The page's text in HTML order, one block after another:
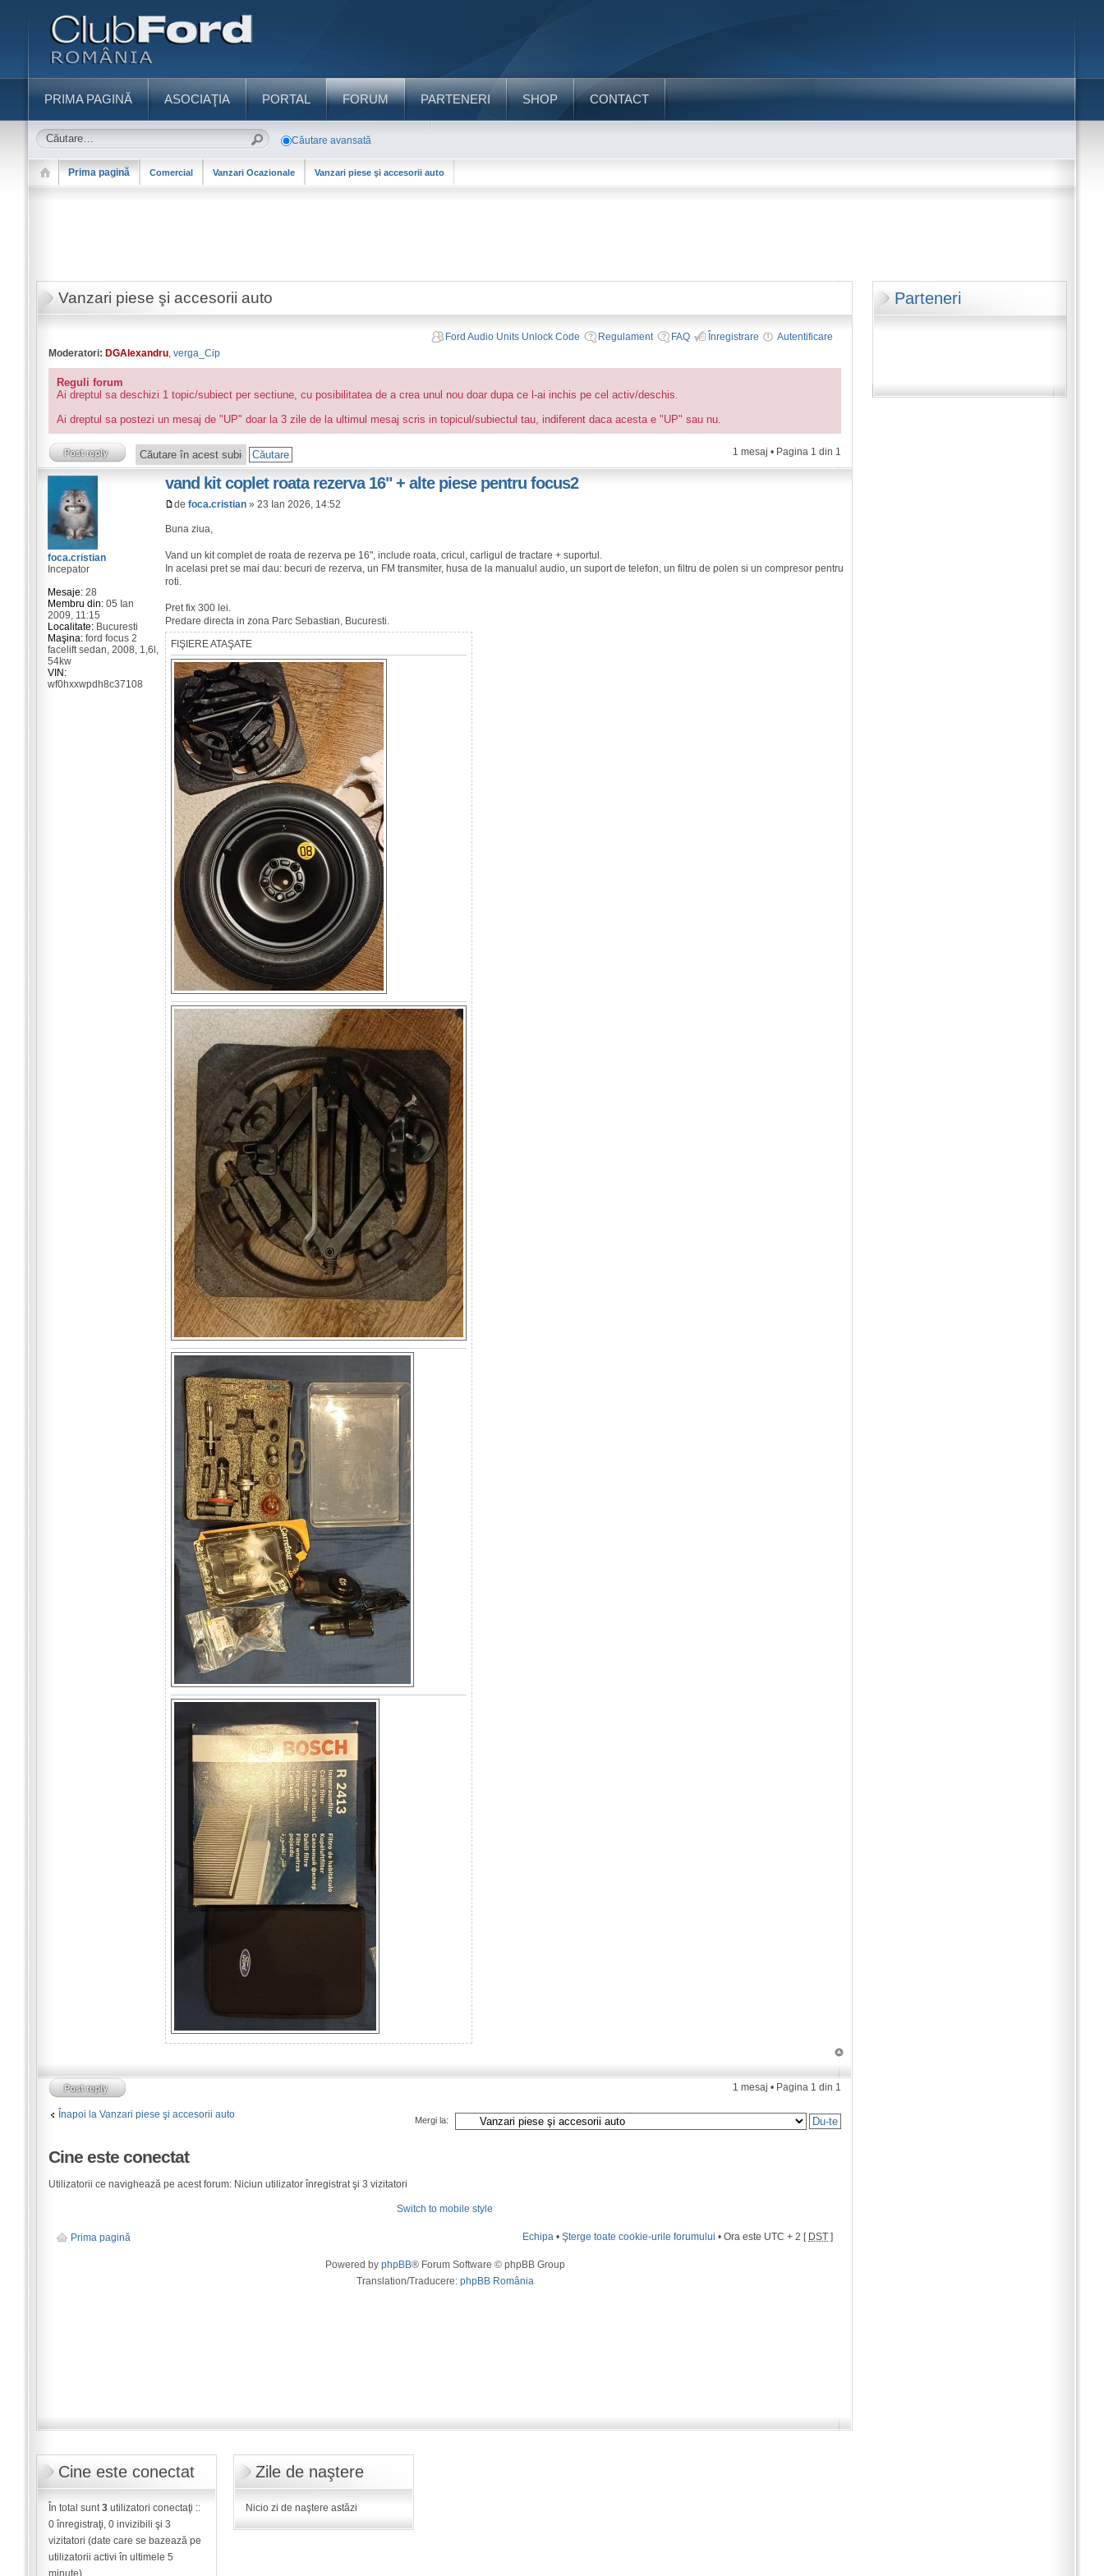
PRIMA PAGINĂ ASOCIAŢIA PORTAL FORUM PARTENERI SHOP CONTACT
Căutare avansată
Prima pagină Comercial Vanzari Ocazionale Vanzari piese şi accesorii auto
Parteneri
Vanzari piese şi accesorii auto
Ford Audio Units Unlock Code Regulament FAQ Înregistrare
Autentificare
Moderatori: DGAlexandru, verga_Cip
Reguli forum
Ai dreptul sa deschizi 1 topic/subiect per sectiune, cu posibilitatea de a crea unul nou doar dupa ce l-ai inchis pe cel activ/deschis.
Ai dreptul sa postezi un mesaj de "UP" doar la 3 zile de la ultimul mesaj scris in topicul/subiectul tau, indiferent daca acesta e "UP" sau nu.
1 mesaj • Pagina 1 din 1
vand kit coplet roata rezerva 16" + alte piese pentru focus2
defoca.cristian » 23 Ian 2026, 14:52
Buna ziua,
Vand un kit complet de roata de rezerva pe 16", include roata, cricul, carligul de tractare + suportul.
In acelasi pret se mai dau: becuri de rezerva, un FM transmiter, husa de la manualul audio, un suport de telefon, un filtru de polen si un compresor pentru
roti.
Pret fix 300 lei.
Predare directa in zona Parc Sebastian, Bucuresti.
FIŞIERE ATAŞATE
foca.cristian
Incepator
Mesaje:28
Membru din:05 Ian
2009, 11:15
Localitate:Bucuresti
Maşina:ford focus 2
facelift sedan, 2008, 1,6l,
54kw
VIN:
wf0hxxwpdh8c37108
1 mesaj • Pagina 1 din 1
Înapoi la Vanzari piese şi accesorii auto
Mergi la:
Cine este conectat
Utilizatorii ce navighează pe acest forum: Niciun utilizator înregistrat şi 3 vizitatori
Switch to mobile style
Prima pagină Echipa •Şterge toate cookie-urile forumului • Ora este UTC + 2 [ DST ]
Powered by phpBB® Forum Software © phpBB Group
Translation/Traducere: phpBB România
Cine este conectat
În total sunt3utilizatori conectaţi ::
0 înregistraţi, 0 invizibili şi 3
vizitatori (date care se bazează pe
utilizatorii activi în ultimele 5
minute)
Zile de naştere
Nicio zi de naştere astăzi